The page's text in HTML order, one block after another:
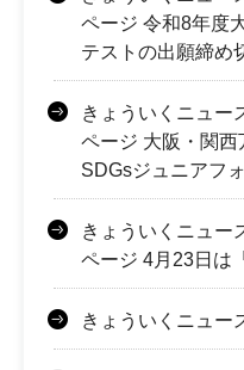
ページ 令和8年度
テストの出願締め
きょういくニュー
ページ 大阪・関西
SDGsジュニアフ
きょういくニュー
ページ 4月23日は
きょういくニュー